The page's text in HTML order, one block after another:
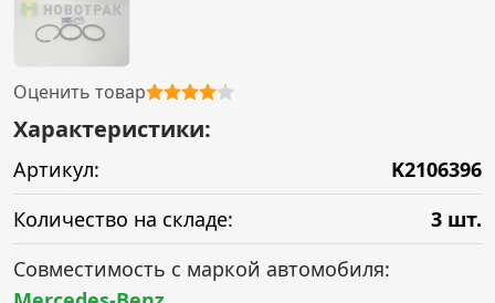
Оценить товар
Характеристики:
Артикул:
K2106396
Количество на складе:
3 шт.
Совместимость с маркой автомобиля: